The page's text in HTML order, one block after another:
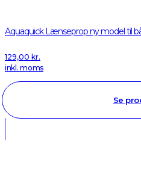
Aquaquick Lænseprop ny model til
129,00 kr.
inkl. moms
Se